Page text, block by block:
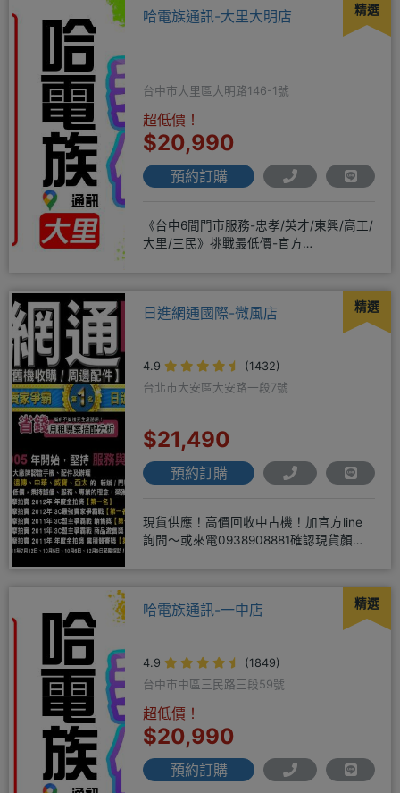
精選
哈電族通訊-大里大明店
台中市大里區大明路146-1號
超低價！
$20,990
預約訂購
《台中6間門市服務-忠孝/英才/東興/高工/
大里/三民》挑戰最低價-官方
精選
日進網通國際-微風店
4.9
(1432)
台北市大安區大安路一段7號
$21,490
預約訂購
現貨供應！高價回收中古機！加官方line
詢問～或來電0938908881確認現貨顏色
精選
哈電族通訊-一中店
4.9
(1849)
台中市中區三民路三段59號
超低價！
$20,990
預約訂購